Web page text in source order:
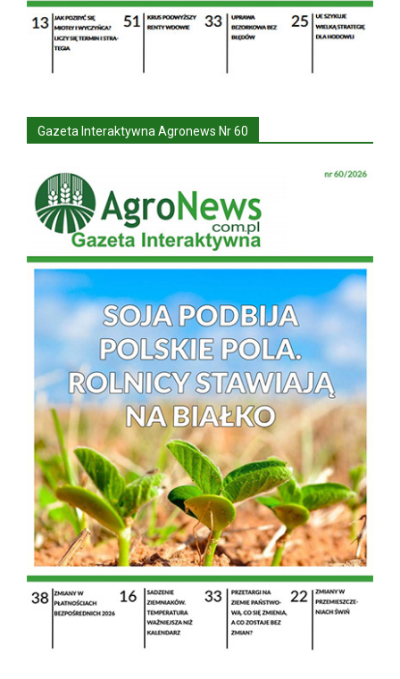
Gazeta Interaktywna Agronews Nr 60